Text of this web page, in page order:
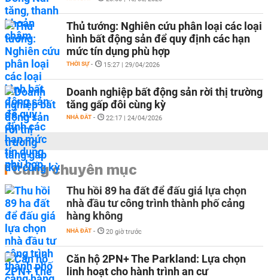
Thủ tướng: Nghiên cứu phân loại các loại
hình bất động sản để quy định các hạn
mức tín dụng phù hợp
THỜI SỰ - 15:27 | 29/04/2026
Doanh nghiệp bất động sản rời thị trường
tăng gấp đôi cùng kỳ
NHÀ ĐẤT - 22:17 | 24/04/2026
Cùng chuyên mục
Thu hồi 89 ha đất để đấu giá lựa chọn
nhà đầu tư công trình thành phố cảng
hàng không
NHÀ ĐẤT - 20 giờ trước
Căn hộ 2PN+ The Parkland: Lựa chọn
linh hoạt cho hành trình an cư